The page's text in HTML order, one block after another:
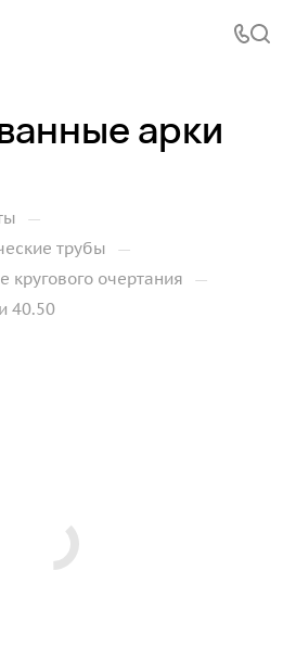
арки
—
трубы —
очертания —
40.50